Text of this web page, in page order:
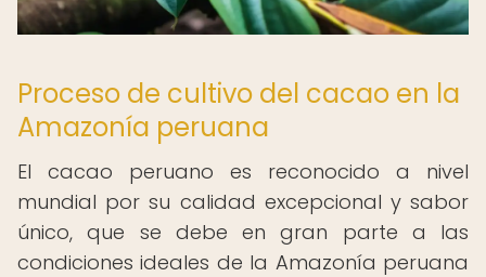
Proceso de cultivo del cacao en la
Amazonía peruana
El cacao peruano es reconocido a nivel
mundial por su calidad excepcional y sabor
único, que se debe en gran parte a las
condiciones ideales de la Amazonía peruana